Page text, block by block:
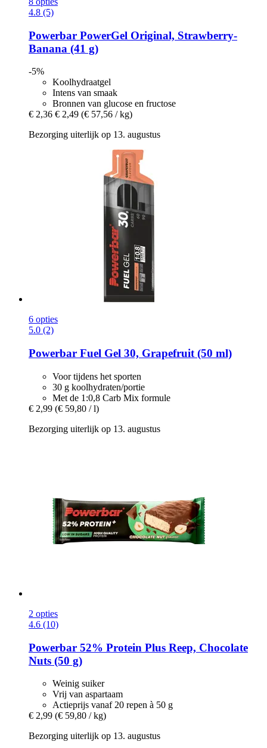
4.8 (5)
Powerbar PowerGel Original, Strawberry-​
Banana (41 g)
-5%
Koolhydraatgel
Intens van smaak
Bronnen van glucose en fructose
€ 2,36 € 2,49 (€ 57,56 / kg)
Bezorging uiterlijk op 13. augustus
6 opties
5.0 (2)
Powerbar Fuel Gel 30, Grapefruit (50 ml)
Voor tijdens het sporten
30 g koolhydraten/portie
Met de 1:0,8 Carb Mix formule
€ 2,99 (€ 59,80 / l)
Bezorging uiterlijk op 13. augustus
2 opties
4.6 (10)
Powerbar 52% Protein Plus Reep, Chocolate
Nuts (50 g)
Weinig suiker
Vrij van aspartaam
Actieprijs vanaf 20 repen à 50 g
€ 2,99 (€ 59,80 / kg)
Bezorging uiterlijk op 13. augustus